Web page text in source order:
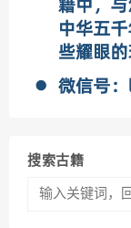
搜索古籍